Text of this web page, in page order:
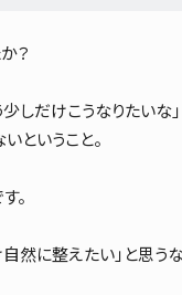
？
少しだけこうなりたいな
ということ。
。
然に整えたい」と思うな